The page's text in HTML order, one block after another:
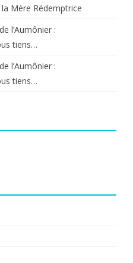
Mère Rédemptrice
l’Aumônier :
tiens…
l’Aumônier :
tiens…